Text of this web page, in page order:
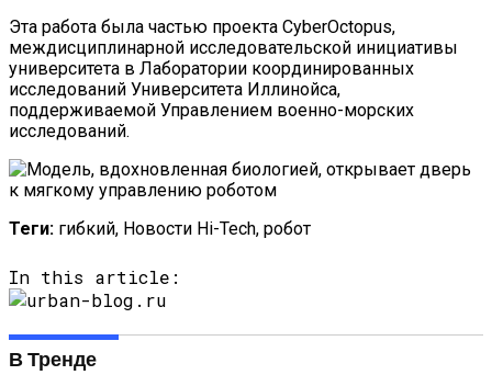
Эта работа была частью проекта CyberOctopus,
междисциплинарной исследовательской инициативы
университета в Лаборатории координированных
исследований Университета Иллинойса,
поддерживаемой Управлением военно-морских
исследований.
Теги: гибкий, Новости Hi-Tech, робот
In this article:
В Тренде